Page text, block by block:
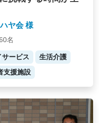
ヤ会 様
名
ービス
生活介護
支援施設